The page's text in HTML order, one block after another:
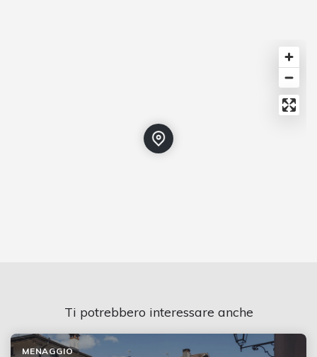
Ti potrebbero interessare anche
MENAGGIO